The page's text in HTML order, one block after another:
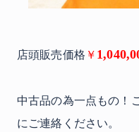
店頭販売価格 ￥
中古品の為一点もの！
にご連絡ください。